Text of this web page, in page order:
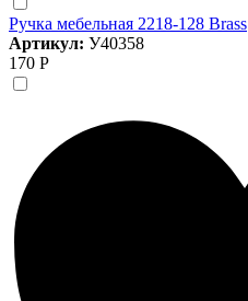
Ручка мебельная 2218-128 Brass
Артикул: У40358
170 Р